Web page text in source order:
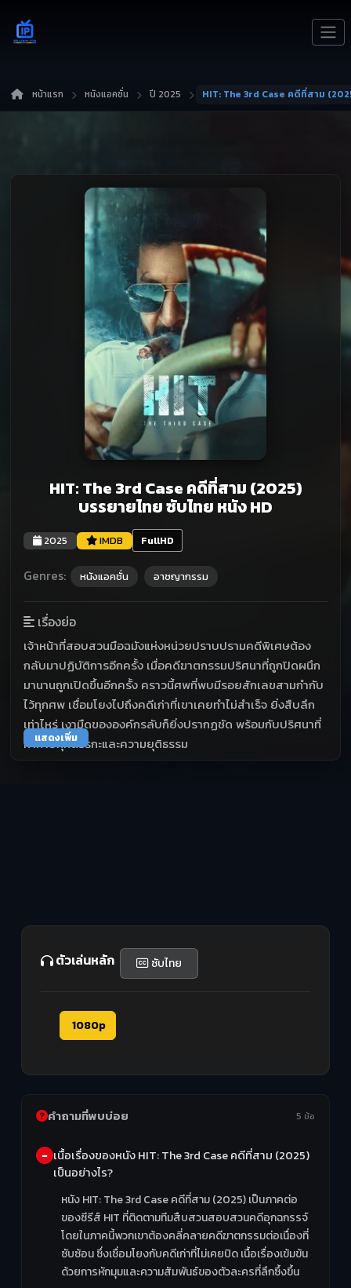
หน้าแรก หนังแอคชั่น ปี 2025
HIT: The 3rd Case คดีที่สาม (2025)
บรรยายไทย ซับไทย หนัง HD
2025 IMDB FullHD
Genres: หนังแอคชั่น อาชญากรรม
เรื่องย่อ
เจ้าหน้าที่สอบสวนมือฉมังแห่งหน่วยปราบปรามคดีพิเศษต้อง
กลับมาปฏิบัติการอีกครั้ง เมื่อคดีฆาตกรรมปริศนาที่ถูกปิดผนึก
มานานถูกเปิดขึ้นอีกครั้ง คราวนี้ศพที่พบมีรอยสักเลขสามกำกับ
ไว้ทุกศพ เชื่อมโยงไปถึงคดีเก่าที่เขาเคยทำไม่สำเร็จ ยิ่งสืบลึก
เท่าไหร่ เงามืดขององค์กรลับก็ยิ่งปรากฏชัด พร้อมกับปริศนาที่
ท้าทายทุกตรรกะและความยุติธรรม
แสดงเพิ่ม
ตัวเล่นหลัก ซับไทย
1080p
คำถามที่พบบ่อย 5 ข้อ
เนื้อเรื่องของหนัง HIT: The 3rd Case คดีที่สาม (2025)
เป็นอย่างไร?
หนัง HIT: The 3rd Case คดีที่สาม (2025) เป็นภาคต่อ
ของซีรีส์ HIT ที่ติดตามทีมสืบสวนสอบสวนคดีอุกฉกรรจ์
โดยในภาคนี้พวกเขาต้องคลี่คลายคดีฆาตกรรมต่อเนื่องที่
ซับซ้อน ซึ่งเชื่อมโยงกับคดีเก่าที่ไม่เคยปิด เนื้อเรื่องเข้มข้น
ด้วยการหักมุมและความสัมพันธ์ของตัวละครที่ลึกซึ้งขึ้น